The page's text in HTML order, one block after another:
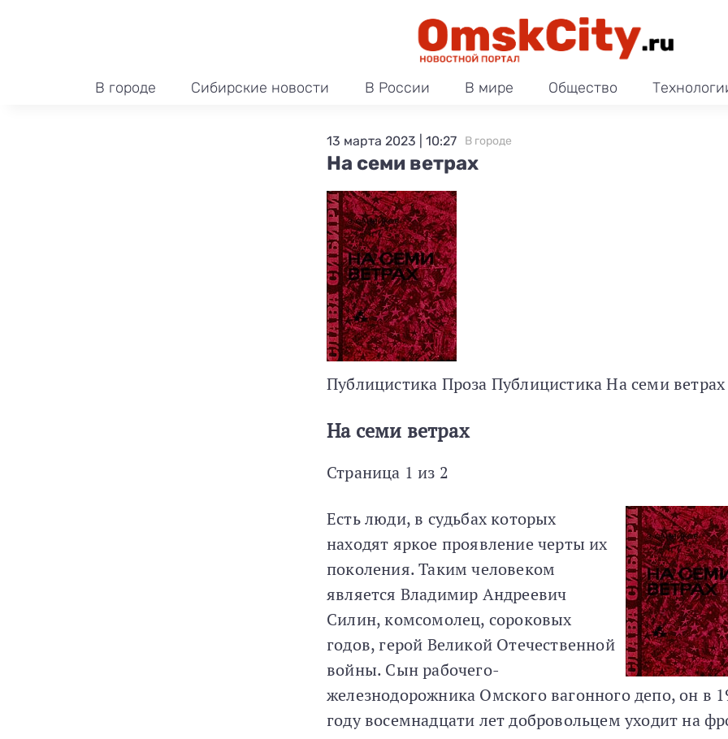
В городе Сибирские новости В России В мире Общество
На семи ветрах
13 марта 2023 | 10:27 В городе
Публицистика Проза Публицистика На семи ветрах
На семи ветрах
Страница 1 из 2
Есть люди, в судьбах которых
находят яркое проявление черты их
поколения. Таким человеком
является Владимир Андреевич
Силин, комсомолец, сороковых
годов, герой Великой Отечественной
войны. Сын рабочего-
железнодорожника Омского вагонного депо, он в
году восемнадцати лет добровольцем уходит на